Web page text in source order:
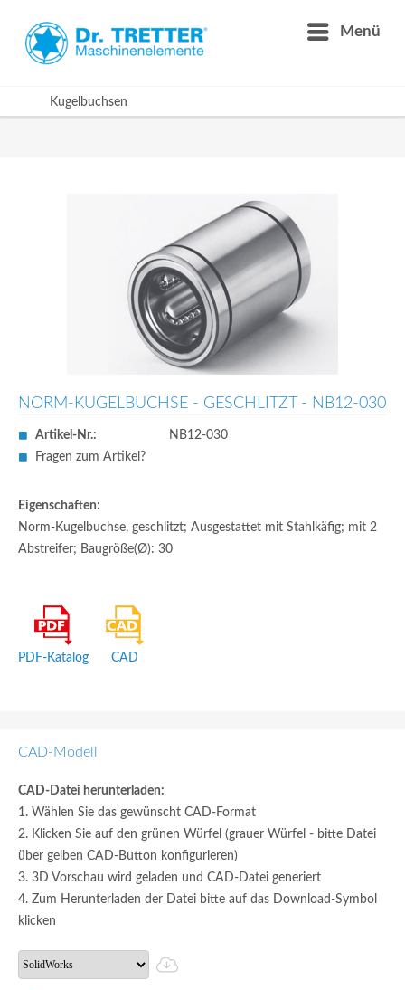
Menü
Kugelbuchsen
NORM-KUGELBUCHSE - GESCHLITZT - NB12-030
Artikel-Nr.:
NB12-030
Fragen zum Artikel?
Eigenschaften:
Norm-Kugelbuchse, geschlitzt; Ausgestattet mit Stahlkäfig; mit 2
Abstreifer; Baugröße(Ø): 30
PDF-Katalog CAD
CAD-Modell
CAD-Datei herunterladen:
1. Wählen Sie das gewünscht CAD-Format
2. Klicken Sie auf den grünen Würfel (grauer Würfel - bitte Datei
über gelben CAD-Button konfigurieren)
3. 3D Vorschau wird geladen und CAD-Datei generiert
4. Zum Herunterladen der Datei bitte auf das Download-Symbol
klicken